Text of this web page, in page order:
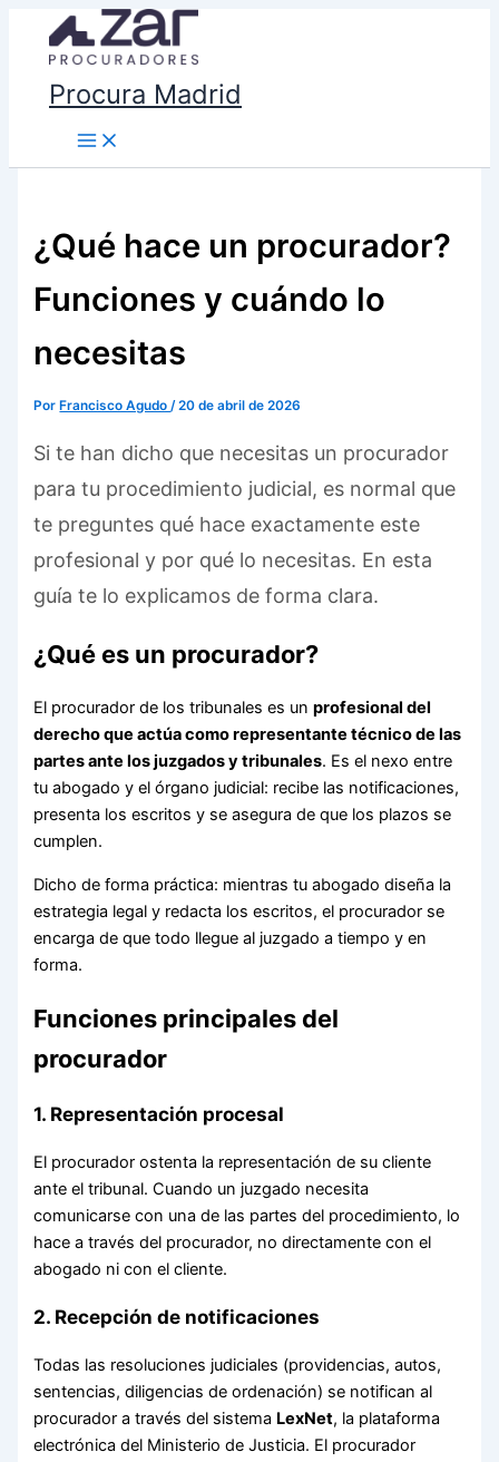
Procura Madrid
¿Qué hace un procurador?
Funciones y cuándo lo
necesitas
Por Francisco Agudo/20 de abril de 2026
Si te han dicho que necesitas un procurador
para tu procedimiento judicial, es normal que
te preguntes qué hace exactamente este
profesional y por qué lo necesitas. En esta
guía te lo explicamos de forma clara.
¿Qué es un procurador?
El procurador de los tribunales es unprofesional del
derecho que actúa como representante técnico de las
partes ante los juzgados y tribunales. Es el nexo entre
tu abogado y el órgano judicial: recibe las notificaciones,
presenta los escritos y se asegura de que los plazos se
cumplen.
Dicho de forma práctica: mientras tu abogado diseña la
estrategia legal y redacta los escritos, el procurador se
encarga de que todo llegue al juzgado a tiempo y en
forma.
Funciones principales del
procurador
1. Representación procesal
El procurador ostenta la representación de su cliente
ante el tribunal. Cuando un juzgado necesita
comunicarse con una de las partes del procedimiento, lo
hace a través del procurador, no directamente con el
abogado ni con el cliente.
2. Recepción de notificaciones
Todas las resoluciones judiciales (providencias, autos,
sentencias, diligencias de ordenación) se notifican al
procurador a través del sistema LexNet, la plataforma
electrónica del Ministerio de Justicia. El procurador